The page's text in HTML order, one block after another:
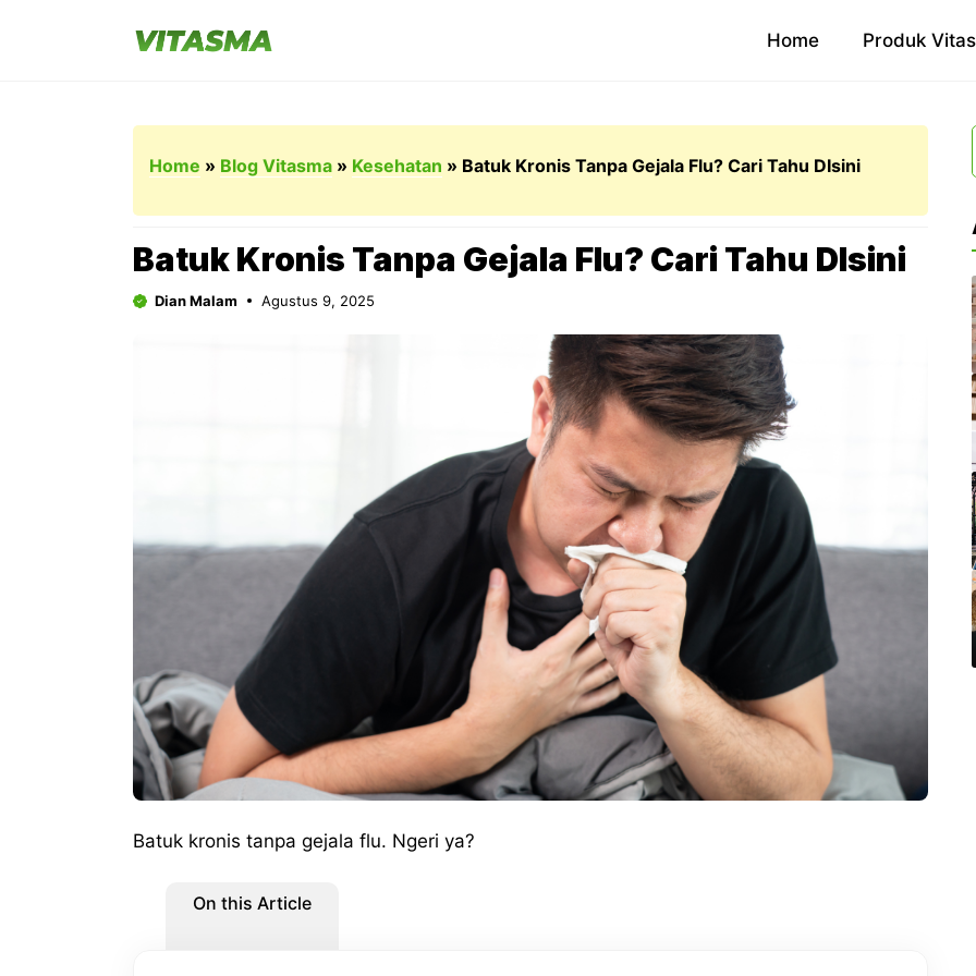
Home Produk
Home » Blog Vitasma » Kesehatan » Batuk Kronis Tanpa Gejala Flu? Cari Tahu DIsini
Batuk Kronis Tanpa Gejala Flu? Cari Tahu DIsini
Dian Malam Agustus 9, 2025
Batuk kronis tanpa gejala flu. Ngeri ya?
On this Article